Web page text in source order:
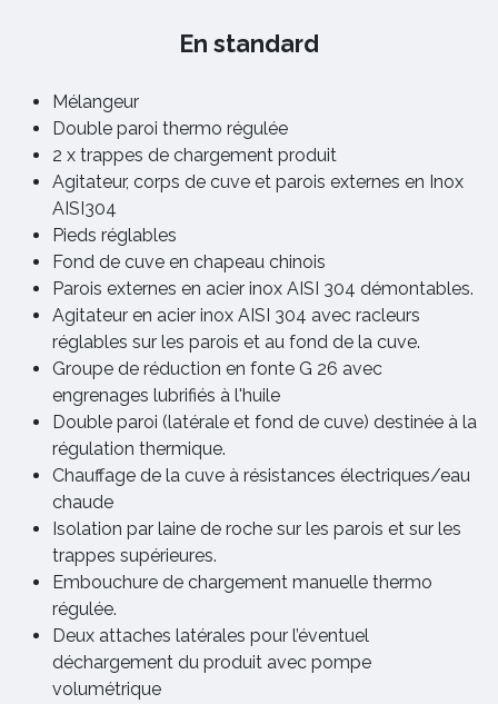
En standard
Mélangeur
Double paroi thermo régulée
2 x trappes de chargement produit
Agitateur, corps de cuve et parois externes en Inox
AISI304
Pieds réglables
Fond de cuve en chapeau chinois
Parois externes en acier inox AISI 304 démontables.
Agitateur en acier inox AISI 304 avec racleurs
réglables sur les parois et au fond de la cuve.
Groupe de réduction en fonte G 26 avec
engrenages lubrifiés à l'huile
Double paroi (latérale et fond de cuve) destinée à la
régulation thermique.
Chauffage de la cuve à résistances électriques/eau
chaude
Isolation par laine de roche sur les parois et sur les
trappes supérieures.
Embouchure de chargement manuelle thermo
régulée.
Deux attaches latérales pour l’éventuel
déchargement du produit avec pompe
volumétrique